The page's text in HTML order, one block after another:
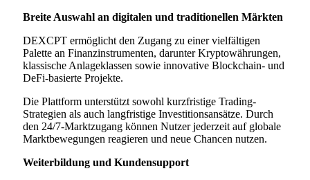
Breite Auswahl an digitalen und traditionellen Märkten
DEXCPT ermöglicht den Zugang zu einer vielfältigen
Palette an Finanzinstrumenten, darunter Kryptowährungen,
klassische Anlageklassen sowie innovative Blockchain- und
DeFi-basierte Projekte.
Die Plattform unterstützt sowohl kurzfristige Trading-
Strategien als auch langfristige Investitionsansätze. Durch
den 24/7-Marktzugang können Nutzer jederzeit auf globale
Marktbewegungen reagieren und neue Chancen nutzen.
Weiterbildung und Kundensupport